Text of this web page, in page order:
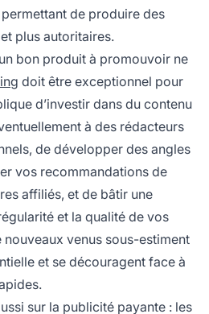
de produire des
plus autoritaires.
bon produit à promouvoir ne
doit être exceptionnel pour
d’investir dans du contenu
à des rédacteurs
de développer des angles
vos recommandations de
affiliés, et de bâtir une
et la qualité de vos
venus sous-estiment
et se découragent face à
sur la publicité payante : les